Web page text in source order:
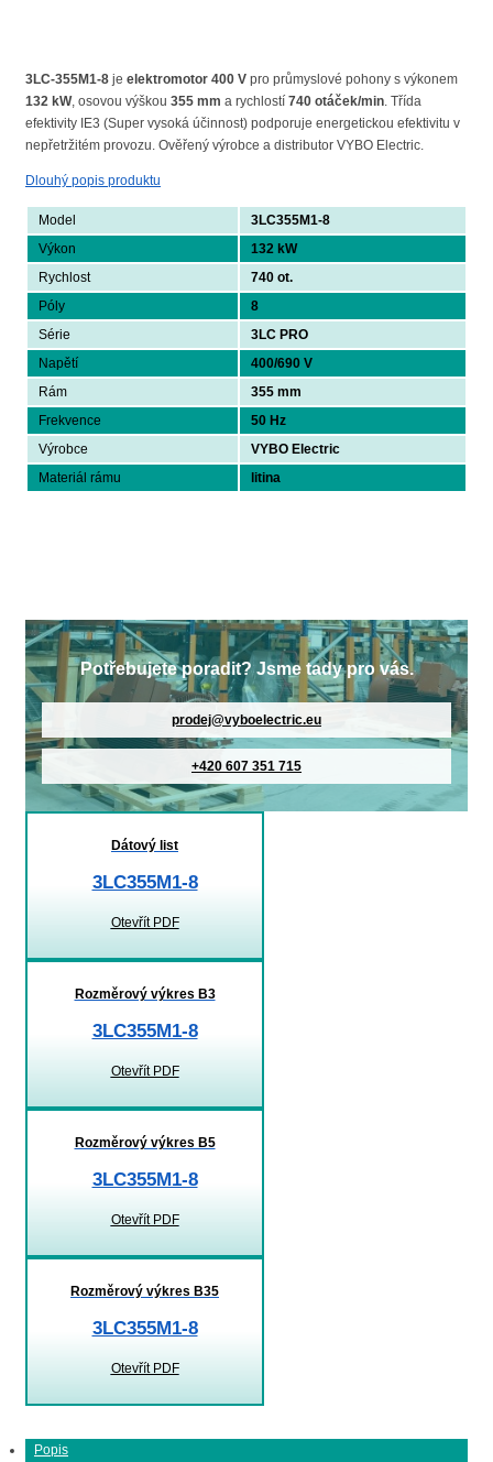
3LC-355M1-8 je elektromotor 400 V pro průmyslové pohony s výkonem
132 kW, osovou výškou 355 mm a rychlostí 740 otáček/min. Třída
efektivity IE3 (Super vysoká účinnost) podporuje energetickou efektivitu v
nepřetržitém provozu. Ověřený výrobce a distributor VYBO Electric.
Dlouhý popis produktu
Model
3LC355M1-8
Výkon
132 kW
Rychlost
740 ot.
Póly
8
Série
3LC PRO
Napětí
400/690 V
Rám
355 mm
Frekvence
50 Hz
Výrobce
VYBO Electric
Materiál rámu
litina
Potřebujete poradit? Jsme tady pro vás.
prodej@vyboelectric.eu
+420 607 351 715
Dátový list
3LC355M1-8
Otevřít PDF
Rozměrový výkres B3
3LC355M1-8
Otevřít PDF
Rozměrový výkres B5
3LC355M1-8
Otevřít PDF
Rozměrový výkres B35
3LC355M1-8
Otevřít PDF
Popis